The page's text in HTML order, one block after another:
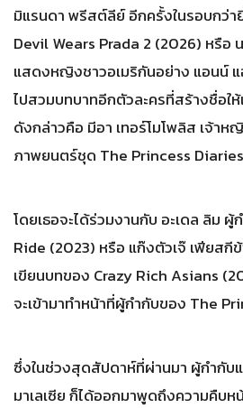
มิแรนดา พรีสต์ลีย์ อีกครั้งในรอบกว่
Devil Wears Prada 2 (2026) หรือ
แสดงหญิงชาวอเมริกันอย่าง แอนน์ แ
ไปสวมบทบาทอีกตัวละครที่สร้างชื่อใ
ดังกล่าวคือ มีอา เทอร์โมโพลิส เจ้าห
ภาพยนตร์ชุด The Princess Diaries
โดยเธอจะได้ร่วมงานกับ อะเดล ลิม
Ride (2023) หรือ แก๊งตัวเจ๊ เฟียสกี
เขียนบทของ Crazy Rich Asians
จะเข้ามาทำหน้าที่ผู้กำกับของ The
ซึ่งในช่วงสุดสัปดาห์ที่ผ่านมา ผู้กำกับ
มาเลเซีย ก็ได้ออกมาพูดถึงความคืบ